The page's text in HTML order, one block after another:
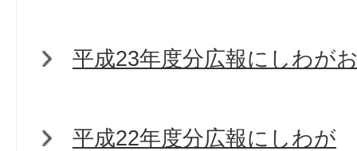
平成23年度分広報にしわが
平成22年度分広報にしわが